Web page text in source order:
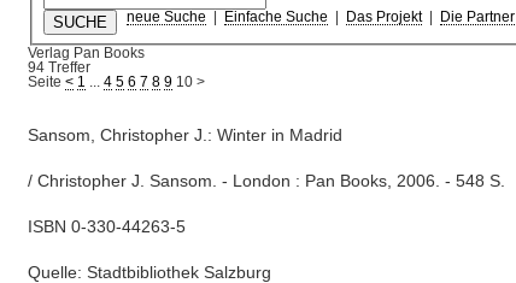
neue Suche Einfache Suche Das Projekt| Die Partner
Verlag Pan Books
94 Treffer
Seite< 1 ...4 5 6 7 8 9 10 >
Sansom, Christopher J.: Winter in Madrid
/ Christopher J. Sansom. - London : Pan Books, 2006. - 548 S.
ISBN 0-330-44263-5
Quelle: Stadtbibliothek Salzburg